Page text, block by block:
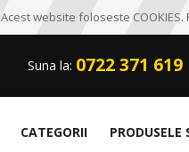
Acest website foloseste
Suna la: 0722 371 619
CATEGORII